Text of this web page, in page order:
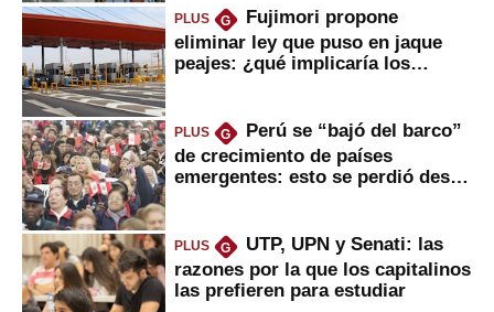
PLUS G
Fujimori propone
eliminar ley que puso en jaque
peajes: ¿qué implicaría los
PLUS G
Perú se “bajó del barco”
de crecimiento de países
emergentes: esto se perdió desde
PLUS G
UTP, UPN y Senati: las
razones por la que los capitalinos
las prefieren para estudiar